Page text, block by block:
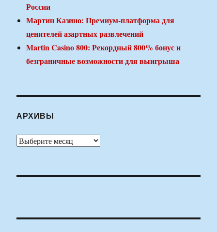
России
Мартин Казино: Премиум-платформа для
ценителей азартных развлечений
Martin Casino 800: Рекордный 800% бонус и
безграничные возможности для выигрыша
АРХИВЫ
Архивы